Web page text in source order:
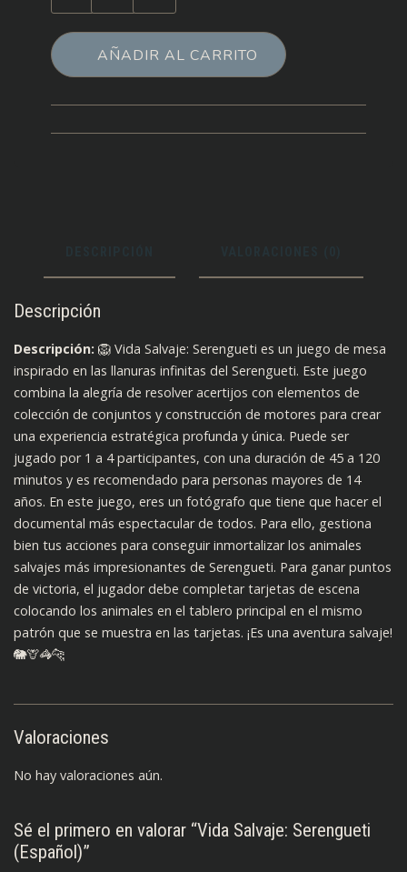
Salvaje:
Serengueti
AÑADIR AL CARRITO
Descripción
Descripción: 🦁 Vida Salvaje: Serengueti es un juego de mesa
inspirado en las llanuras infinitas del Serengueti. Este juego
combina la alegría de resolver acertijos con elementos de
colección de conjuntos y construcción de motores para crear
una experiencia estratégica profunda y única. Puede ser
jugado por 1 a 4 participantes, con una duración de 45 a 120
minutos y es recomendado para personas mayores de 14
años. En este juego, eres un fotógrafo que tiene que hacer el
documental más espectacular de todos. Para ello, gestiona
bien tus acciones para conseguir inmortalizar los animales
salvajes más impresionantes de Serengueti. Para ganar puntos
de victoria, el jugador debe completar tarjetas de escena
colocando los animales en el tablero principal en el mismo
patrón que se muestra en las tarjetas. ¡Es una aventura salvaje!
🐘🦒🦓🐆
Valoraciones
No hay valoraciones aún.
Sé el primero en valorar “Vida Salvaje: Serengueti
(Español)”